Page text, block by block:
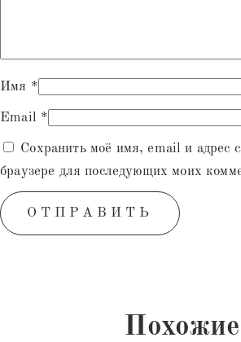
Имя *
Email *
Сохранить моё имя, email и адрес
браузере для последующих моих
Похожие